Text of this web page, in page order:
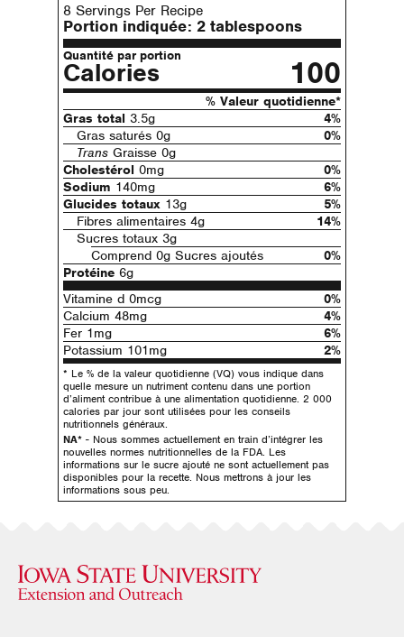
8 Servings Per Recipe
Portion indiquée: 2 tablespoons
Quantité par portion
Calories 100
% Valeur quotidienne*
Gras total 3.5g
4%
Gras saturés 0g
0%
Trans Graisse 0g
Cholestérol 0mg
0%
Sodium 140mg
6%
Glucides totaux 13g
5%
Fibres alimentaires 4g
14%
Sucres totaux 3g
Comprend 0g Sucres ajoutés
0%
Protéine 6g
Vitamine d 0mcg
0%
Calcium 48mg
4%
Fer 1mg
6%
Potassium 101mg
2%
* Le % de la valeur quotidienne (VQ) vous indique dans
quelle mesure un nutriment contenu dans une portion
d’aliment contribue à une alimentation quotidienne. 2 000
calories par jour sont utilisées pour les conseils
nutritionnels généraux.
NA* - Nous sommes actuellement en train d’intégrer les
nouvelles normes nutritionnelles de la FDA. Les
informations sur le sucre ajouté ne sont actuellement pas
disponibles pour la recette. Nous mettrons à jour les
informations sous peu.